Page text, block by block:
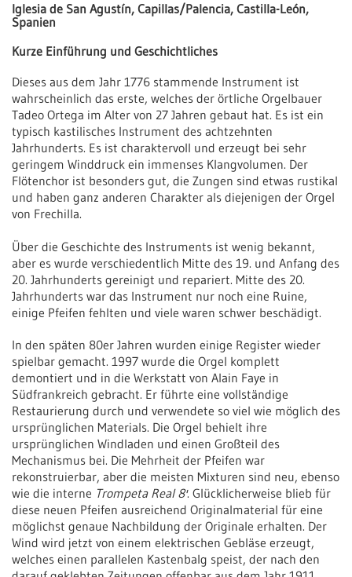
Iglesia de San Agustín, Capillas/Palencia, Castilla-León,
Spanien
Kurze Einführung und Geschichtliches
Dieses aus dem Jahr 1776 stammende Instrument ist
wahrscheinlich das erste, welches der örtliche Orgelbauer
Tadeo Ortega im Alter von 27 Jahren gebaut hat. Es ist ein
typisch kastilisches Instrument des achtzehnten
Jahrhunderts. Es ist charaktervoll und erzeugt bei sehr
geringem Winddruck ein immenses Klangvolumen. Der
Flötenchor ist besonders gut, die Zungen sind etwas rustikal
und haben ganz anderen Charakter als diejenigen der Orgel
von Frechilla.
Über die Geschichte des Instruments ist wenig bekannt,
aber es wurde verschiedentlich Mitte des 19. und Anfang des
20. Jahrhunderts gereinigt und repariert. Mitte des 20.
Jahrhunderts war das Instrument nur noch eine Ruine,
einige Pfeifen fehlten und viele waren schwer beschädigt.
In den späten 80er Jahren wurden einige Register wieder
spielbar gemacht. 1997 wurde die Orgel komplett
demontiert und in die Werkstatt von Alain Faye in
Südfrankreich gebracht. Er führte eine vollständige
Restaurierung durch und verwendete so viel wie möglich des
ursprünglichen Materials. Die Orgel behielt ihre
ursprünglichen Windladen und einen Großteil des
Mechanismus bei. Die Mehrheit der Pfeifen war
rekonstruierbar, aber die meisten Mixturen sind neu, ebenso
wie die interne Trompeta Real 8'. Glücklicherweise blieb für
diese neuen Pfeifen ausreichend Originalmaterial für eine
möglichst genaue Nachbildung der Originale erhalten. Der
Wind wird jetzt von einem elektrischen Gebläse erzeugt,
welches einen parallelen Kastenbalg speist, der nach den